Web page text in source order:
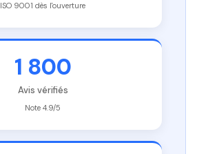
ISO 9001 dès l'ouverture
1 800
Avis vérifiés
Note 4.9/5